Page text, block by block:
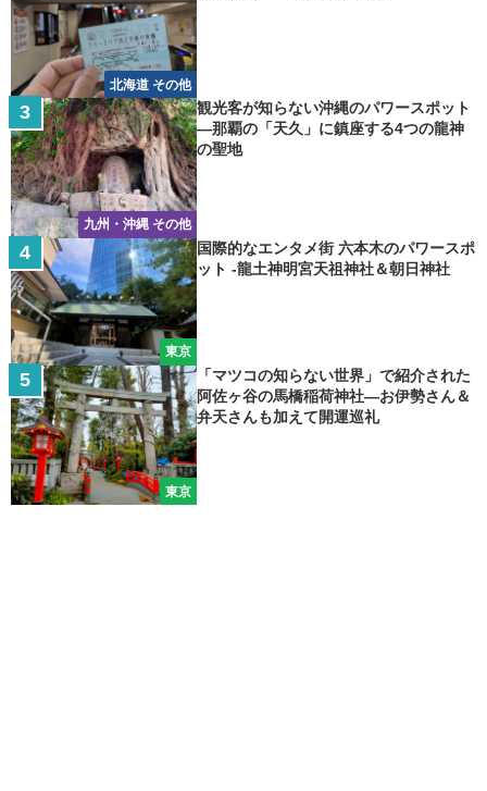
北海道 その他
九州・沖縄 その他
観光客が知らない沖縄のパワースポット
―那覇の「天久」に鎮座する4つの龍神
の聖地
東京
国際的なエンタメ街 六本木のパワースポ
ット -龍土神明宮天祖神社＆朝日神社
東京
「マツコの知らない世界」で紹介された
阿佐ヶ谷の馬橋稲荷神社―お伊勢さん＆
弁天さんも加えて開運巡礼